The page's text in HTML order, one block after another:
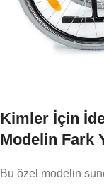
Kimler İçin
Modelin Fark
Bu özel modelin